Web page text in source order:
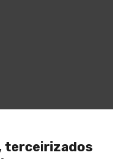
terceirizados